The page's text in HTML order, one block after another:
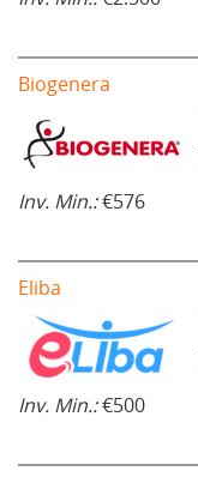
Biogenera
Inv. Min.:€576
Eliba
Inv. Min.:€500